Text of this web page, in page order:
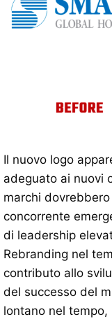
Il nuovo logo
adeguato ai nuovi
marchi
concorrente
di leadership
Rebranding nel
contributo allo
del successo del
lontano nel